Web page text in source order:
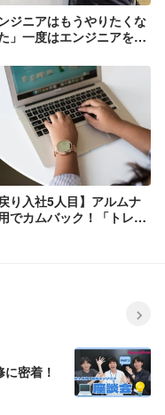
ンジニアはもうやりたくな
」一度はエンジニアを辞
戻り入社5人目】アルムナ
でカムバック！「トレス
密着！